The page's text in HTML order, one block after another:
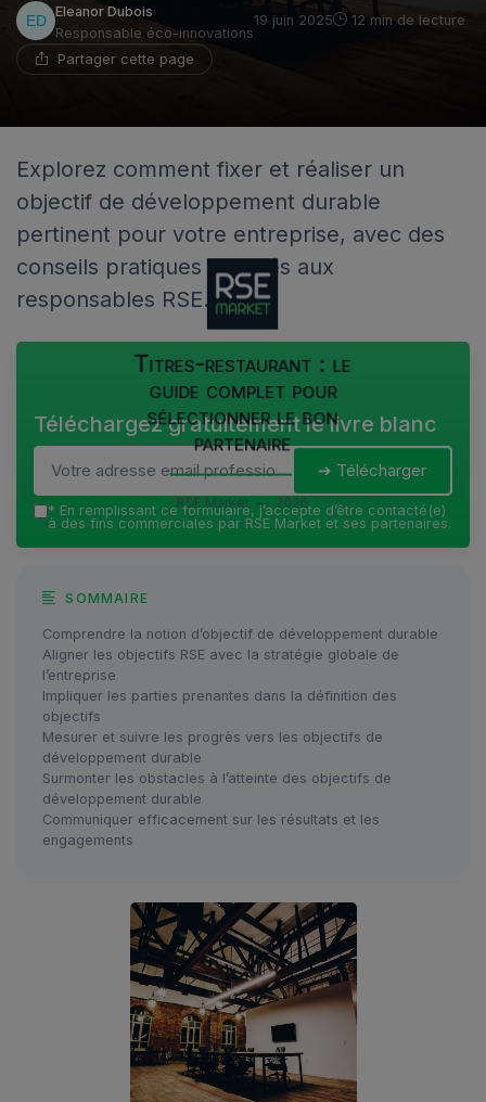
Eleanor Dubois
Responsable éco-innovations
19 juin 2025 12 min de lecture
Partager cette page
Explorez comment fixer et réaliser un
objectif de développement durable
pertinent pour votre entreprise, avec des
conseils pratiques adaptés aux
responsables RSE.
Titres-restaurant : le
guide complet pour
sélectionner le bon
partenaire
RSE Market — 2026
Téléchargez gratuitement le livre blanc
➔ Télécharger
* En remplissant ce formulaire, j’accepte d’être contacté(e)
à des fins commerciales par RSE Market et ses partenaires.
SOMMAIRE
Comprendre la notion d’objectif de développement durable
Aligner les objectifs RSE avec la stratégie globale de
l’entreprise
Impliquer les parties prenantes dans la définition des
objectifs
Mesurer et suivre les progrès vers les objectifs de
développement durable
Surmonter les obstacles à l’atteinte des objectifs de
développement durable
Communiquer efficacement sur les résultats et les
engagements